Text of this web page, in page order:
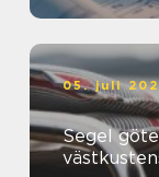
05. juli
Segel göteborg så väljer